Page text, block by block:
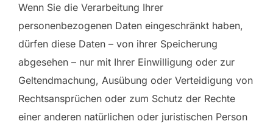
Wenn Sie die Verarbeitung Ihrer
personenbezogenen Daten eingeschränkt haben,
dürfen diese Daten – von ihrer Speicherung
abgesehen – nur mit Ihrer Einwilligung oder zur
Geltendmachung, Ausübung oder Verteidigung von
Rechtsansprüchen oder zum Schutz der Rechte
einer anderen natürlichen oder juristischen Person